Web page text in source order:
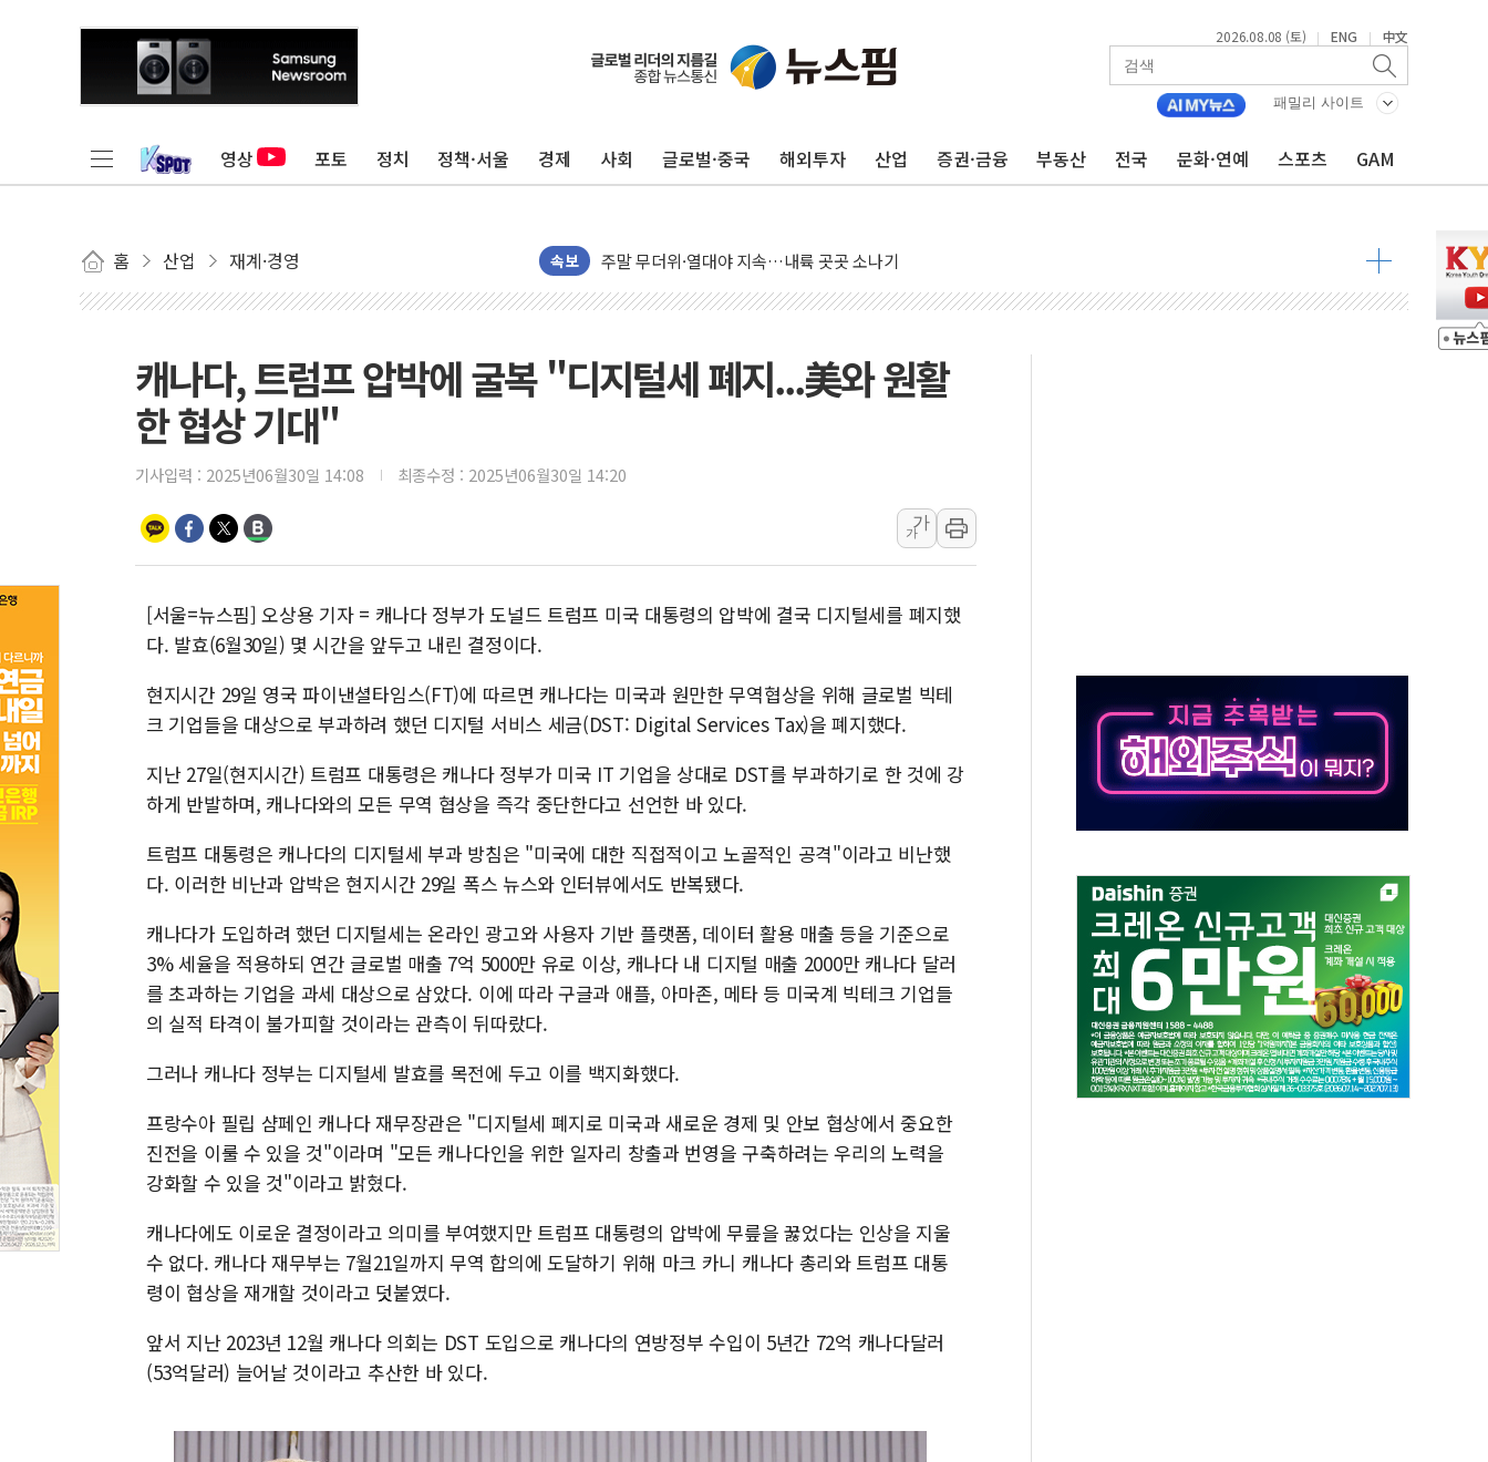
2026.08.08 (토) | ENG | 中文
패밀리 사이트
영상 포토 정치 정책·서울 경제 사회 글로벌·중국 해외투자 산업 증권·금융 부동산 전국 문화·연예 스포츠 GAM
홈 산업 재계·경영 속보
李대통령, 'ISA·주가누르기 방지법' 전면 재검토 지시
주말 무더위·열대야 지속…내륙 곳곳 소나기
10월 보완수사권 폐지·공소청 출범…피해자들 '범죄 사각지대' 우려
민주당, 오늘 제주·인천 경선 발표...김민석 '재역전' vs 정청래 '격차 확대'
트럼프, 쿡 연준 이사 해임 재추진…"26일까지 의혹 소명" 요구
유럽증시, 美 고용 예상 밖 부진에 연준 금리 인상 가능성 낮아지며 상승… STOXX 600 지수는 나흘 연속 최고치
미 연준 매파 기세 꺾이나…고용 감소에 9월 동결 전망 우세
트럼프, 백신·자폐증 행정명령 검토…"이르면 다음 주"
이란 핵심 원유 수출항 '하르그섬', 최근 1주일 이상 '올스톱'… 美 해상봉쇄 영향
美 고용 쇼크에 엔화 장중 급등…시장은 "또 개입했나" 촉각
뉴욕증시 프리뷰, 美 고용 쇼크에 금리 인상 우려 후퇴…나스닥 선물 1%대 상승
[종합] 美 7월 고용 2만3000명 감소 '쇼크'…9월 금리 인상 기대 후퇴
캐나다, 트럼프 압박에 굴복 "디지털세 폐지...美와 원활
한 협상 기대"
기사입력 : 2025년06월30일 14:08 최종수정 : 2025년06월30일 14:20
가
가
[서울=뉴스핌] 오상용 기자 = 캐나다 정부가 도널드 트럼프 미국 대통령의 압박에 결국 디지털세를 폐지했
다. 발효(6월30일) 몇 시간을 앞두고 내린 결정이다.
현지시간 29일 영국 파이낸셜타임스(FT)에 따르면 캐나다는 미국과 원만한 무역협상을 위해 글로벌 빅테
크 기업들을 대상으로 부과하려 했던 디지털 서비스 세금(DST: Digital Services Tax)을 폐지했다.
지난 27일(현지시간) 트럼프 대통령은 캐나다 정부가 미국 IT 기업을 상대로 DST를 부과하기로 한 것에 강
하게 반발하며, 캐나다와의 모든 무역 협상을 즉각 중단한다고 선언한 바 있다.
트럼프 대통령은 캐나다의 디지털세 부과 방침은 "미국에 대한 직접적이고 노골적인 공격"이라고 비난했
다. 이러한 비난과 압박은 현지시간 29일 폭스 뉴스와 인터뷰에서도 반복됐다.
캐나다가 도입하려 했던 디지털세는 온라인 광고와 사용자 기반 플랫폼, 데이터 활용 매출 등을 기준으로
3% 세율을 적용하되 연간 글로벌 매출 7억 5000만 유로 이상, 캐나다 내 디지털 매출 2000만 캐나다 달러
를 초과하는 기업을 과세 대상으로 삼았다. 이에 따라 구글과 애플, 아마존, 메타 등 미국계 빅테크 기업들
의 실적 타격이 불가피할 것이라는 관측이 뒤따랐다.
그러나 캐나다 정부는 디지털세 발효를 목전에 두고 이를 백지화했다.
프랑수아 필립 샴페인 캐나다 재무장관은 "디지털세 폐지로 미국과 새로운 경제 및 안보 협상에서 중요한
진전을 이룰 수 있을 것"이라며 "모든 캐나다인을 위한 일자리 창출과 번영을 구축하려는 우리의 노력을
강화할 수 있을 것"이라고 밝혔다.
캐나다에도 이로운 결정이라고 의미를 부여했지만 트럼프 대통령의 압박에 무릎을 꿇었다는 인상을 지울
수 없다. 캐나다 재무부는 7월21일까지 무역 합의에 도달하기 위해 마크 카니 캐나다 총리와 트럼프 대통
령이 협상을 재개할 것이라고 덧붙였다.
앞서 지난 2023년 12월 캐나다 의회는 DST 도입으로 캐나다의 연방정부 수입이 5년간 72억 캐나다달러
(53억달러) 늘어날 것이라고 추산한 바 있다.